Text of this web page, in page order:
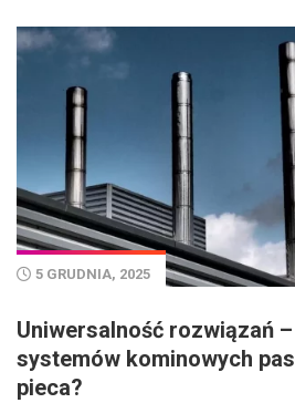
5 GRUDNIA, 2025
Uniwersalność rozwiązań
systemów kominowych
pieca?